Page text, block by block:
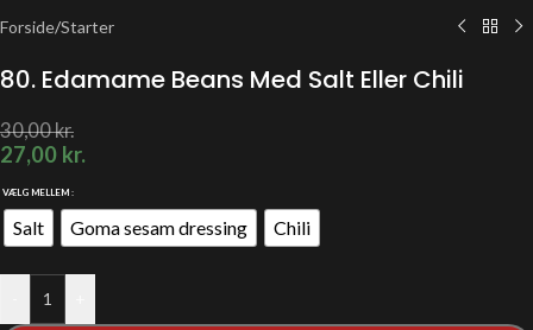
Forside/Starter
80. Edamame Beans Med Salt Eller Chili
30,00kr.
27,00 kr.
VÆLG MELLEM
Salt Goma sesam dressing Chili